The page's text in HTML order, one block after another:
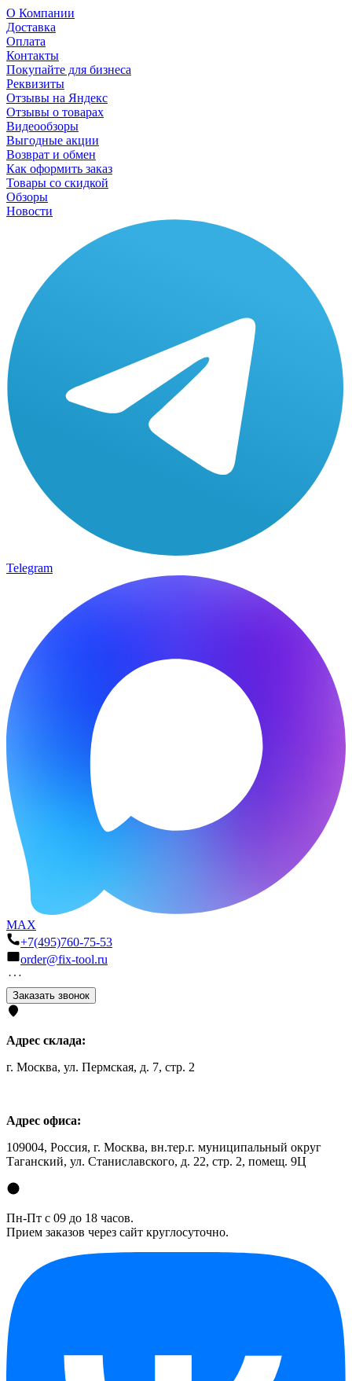
О Компании
Доставка
Оплата
Контакты
Покупайте для бизнеса
Реквизиты
Отзывы на Яндекс
Отзывы о товарах
Видеообзоры
Выгодные акции
Возврат и обмен
Как оформить заказ
Товары со скидкой
Обзоры
Новости
Telegram
MAX
+7(495)760-75-53
order@fix-tool.ru
Заказать звонок
Адрес склада:
г. Москва, ул. Пермская, д. 7, стр. 2
Адрес офиса:
109004, Россия, г. Москва, вн.тер.г. муниципальный округ
Таганский, ул. Станиславского, д. 22, стр. 2, помещ. 9Ц
Пн-Пт с 09 до 18 часов.
Прием заказов через сайт круглосуточно.